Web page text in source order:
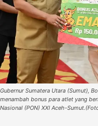
Gubernur Sumatera Utara (Sumut),
menambah bonus para atlet yang
Nasional (PON) XXI Aceh-